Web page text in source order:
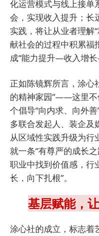
化运营模式与线上接单
会，实现收入提升；长
实践，将让从业者理解
献社会的过程中积累福
成“能力提升—收入增长
正如陈镜辉所言，涂心
的精神家园”——这里不
个倡导“向内求、向外
多联合发起人、装企及
从区域性实践升级为行
就一条“有尊严的成长
职业中找到价值感，行
长，向下扎根”。
基层赋能，
涂心社的成立，标志着